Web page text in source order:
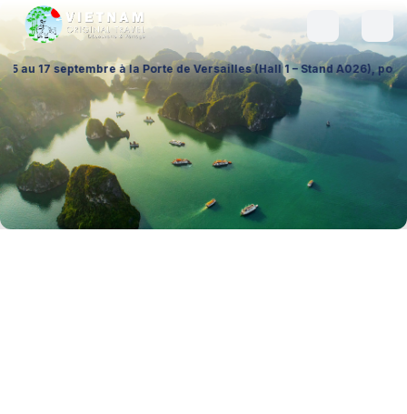
à la Porte de Versailles (Hall 1 – Stand A026), pour échanger